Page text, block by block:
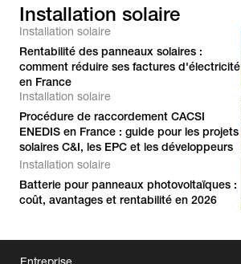
Installation solaire
Installation solaire
Rentabilité des panneaux solaires :
comment réduire ses factures d'électricité
en France
Installation solaire
Procédure de raccordement CACSI
ENEDIS en France : guide pour les projets
solaires C&I, les EPC et les développeurs
Installation solaire
Batterie pour panneaux photovoltaïques :
coût, avantages et rentabilité en 2026